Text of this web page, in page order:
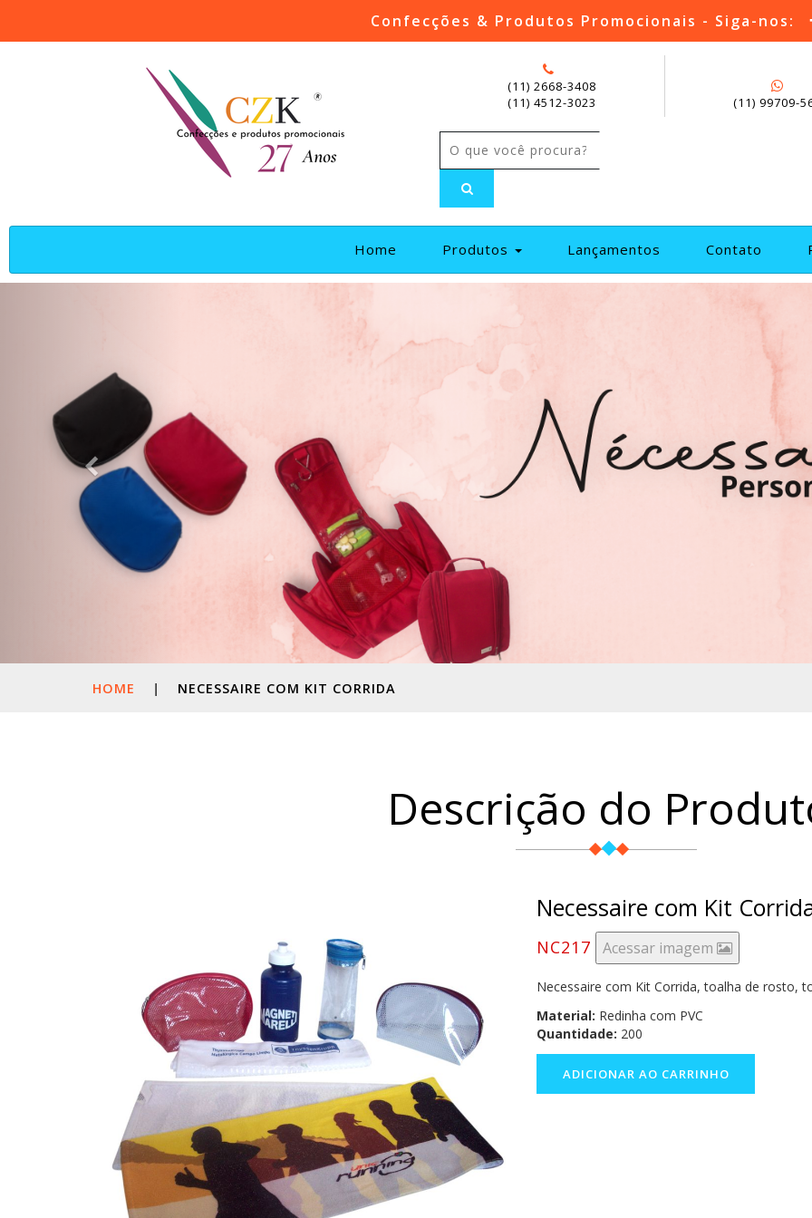
Confecções & Produtos Promocionais - Siga-nos:
(11) 2668-3408
(11) 4512-3023
(11) 99709-
Home (current)Produtos Lançamentos Contato
HOME | NECESSAIRE COM KIT CORRIDA
Descrição do
Necessaire com Kit
NC217 Acessar imagem
Necessaire com Kit Corrida, toalha de rosto,
Material: Redinha com PVC
Quantidade: 200